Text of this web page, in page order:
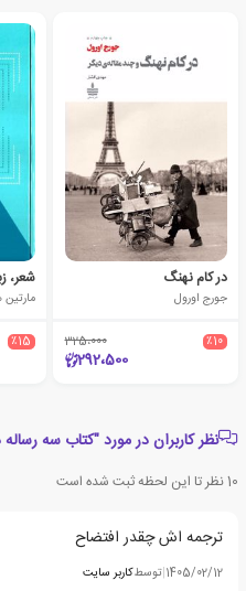
در کام نهنگ
جورج اورول
٪10 325،000
292،500
شعر،
مارتین
٪15
نظر کاربران در مورد "کتاب سه
10نظر تا این لحظه ثبت شده است
ترجمه اش چقدر افتضاح
1405/02/12
|توسطکاربر سایت